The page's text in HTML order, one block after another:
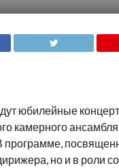
юбилейные
камерного
программе,
но и в роли